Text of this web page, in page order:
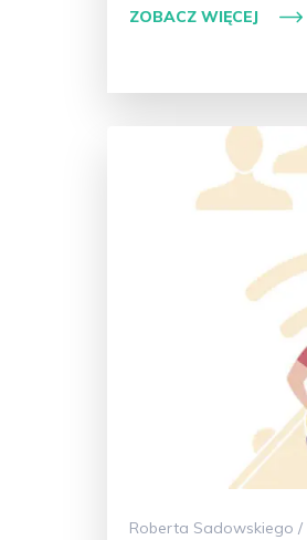
ZOBACZ WIĘCEJ
Roberta Sadowskiego /